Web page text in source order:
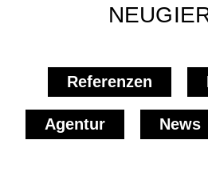
Referenzen
Agentur News